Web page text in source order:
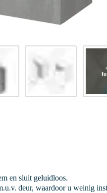
en sluit geluidloos.
deur, waardoor u weinig